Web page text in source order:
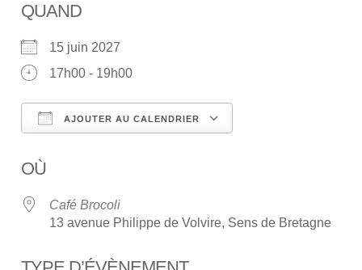
QUAND
15 juin 2027
17h00 - 19h00
AJOUTER AU CALENDRIER
OÙ
Café Brocoli
13 avenue Philippe de Volvire, Sens de Bretagne